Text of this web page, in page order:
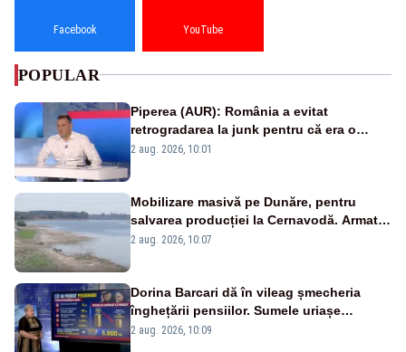
Facebook YouTube
POPULAR
Piperea (AUR): România a evitat
retrogradarea la junk pentru că era o
catastrofă pentru bănci și fondurile de
2 aug. 2026, 10:01
Mobilizare masivă pe Dunăre, pentru
salvarea producției la Cernavodă. Armata
va detona o stâncă și va devia apa
2 aug. 2026, 10:07
Dorina Barcari dă în vileag șmecheria
înghețării pensiilor. Sumele uriașe
pierdute de fiecare român
2 aug. 2026, 10:09